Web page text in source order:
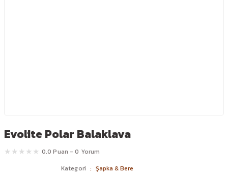
Evolite Polar Balaklava
0.0 Puan - 0 Yorum
Kategori
Şapka & Bere